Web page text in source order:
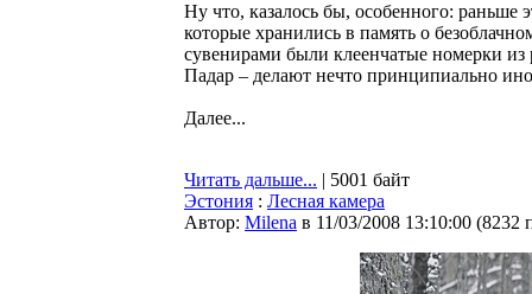
Ну что, казалось бы, особенного: раньше
которые хранились в память о
сувенирами были клеенчатые номерки
Падар – делают нечто принципиально
Далее...
Читать дальше... | 5001 байт
Эстония : Лесная камера
Автор: Milena в 11/03/2008 13:10:00 (8232